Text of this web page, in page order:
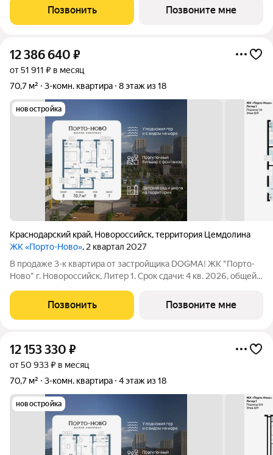
для комфортной жизни. Место, где шум Чёрного моря
становится саундтреком
Позвонить Позвоните мне
12 386 640 ₽
от 51 911 ₽ в месяц
70,7 м²
3-комн. квартира 8 этаж из 18
новостройка
Краснодарский край, Новороссийск,территория Цемдолина
ЖК «Порто-Ново», 2 квартал 2027
В продаже 3-к квартира от застройщика DOGMA! ЖК "Порто-
Ново" г. Новороссийск, Литер 1. Срок сдачи: 4 кв. 2026, общей
для комфортной жизни. Место, где шум Чёрного моря
становится саундтреком
Позвонить Позвоните мне
12 153 330 ₽
от 50 933 ₽ в месяц
70,7 м²
3-комн. квартира 4 этаж из 18
новостройка